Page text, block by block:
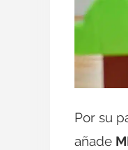
Por su
añade